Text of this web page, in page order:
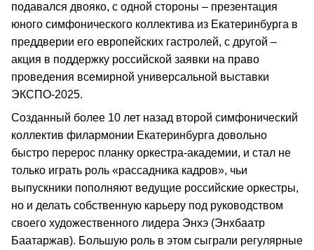
подавался двояко, с одной стороны – презентация
юного симфонического коллектива из Екатеринбурга в
преддверии его европейских гастролей, с другой –
акция в поддержку российской заявки на право
проведения всемирной универсальной выставки
ЭКСПО-2025.
Созданный более 10 лет назад второй симфонический
коллектив филармонии Екатеринбурга довольно
быстро перерос планку оркестра-академии, и стал не
только играть роль «рассадника кадров», чьи
выпускники пополняют ведущие российские оркестры,
но и делать собственную карьеру под руководством
своего художественного лидера Энхэ (Энхбаатр
Баатаржав). Большую роль в этом сыграли регулярные